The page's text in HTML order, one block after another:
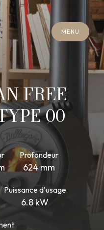
M EN U
MENU
NAG E
O NA GE
F
R ME R
FREE
00
Profondeur
624 mm
Puissance d'usage
6.8 kW